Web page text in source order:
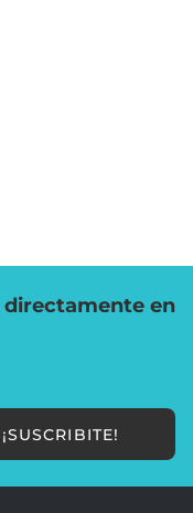
directamente en
¡SUSCRIBITE!